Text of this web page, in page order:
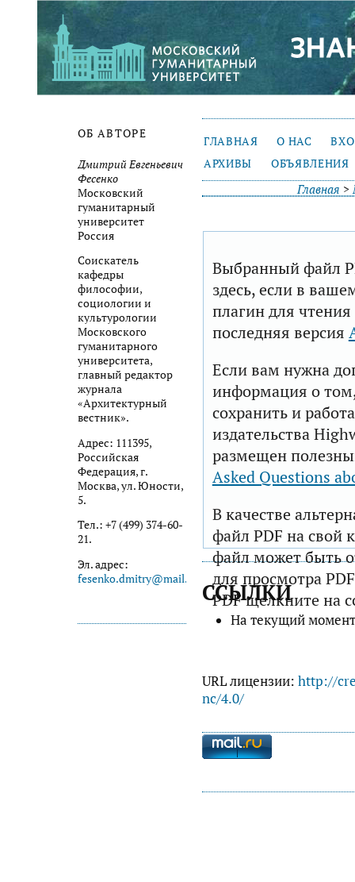
ОБ АВТОРЕ
Дмитрий Евгеньевич
Фесенко
Московский
гуманитарный
университет
Россия
Соискатель
кафедры
философии,
социологии и
культурологии
Московского
гуманитарного
университета,
главный редактор
журнала
«Архитектурный
вестник».
Адрес: 111395,
Российская
Федерация, г.
Москва, ул. Юности,
5.
Тел.: +7 (499) 374-60-
21.
Эл. адрес:
fesenko.dmitry@mail.ru
ГЛАВНАЯ О НАС
АРХИВЫ
ОБЪЯВЛЕНИЯ
Главная >
Выбранный файл
здесь, если в
плагин для
последняя версия
Если вам нужна
информация о том,
сохранить и
издательства
размещен
Asked Questions
В качестве
файл PDF на свой
файл может быть
для просмотра
PDF щелкните на
ССЫЛКИ
На текущий
URL лицензии: http://
nc/4.0/